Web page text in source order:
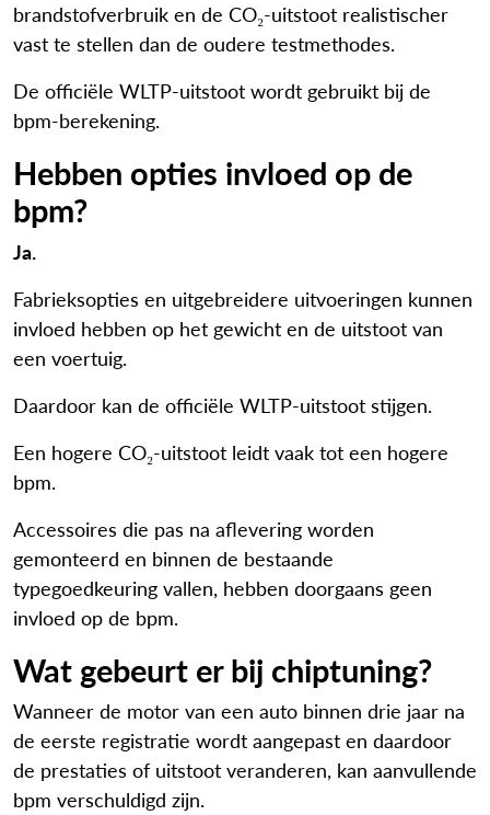
brandstofverbruik en de CO₂-uitstoot realistischer
vast te stellen dan de oudere testmethodes.
De officiële WLTP-uitstoot wordt gebruikt bij de
bpm-berekening.
Hebben opties invloed op de
bpm?
Ja.
Fabrieksopties en uitgebreidere uitvoeringen kunnen
invloed hebben op het gewicht en de uitstoot van
een voertuig.
Daardoor kan de officiële WLTP-uitstoot stijgen.
Een hogere CO₂-uitstoot leidt vaak tot een hogere
bpm.
Accessoires die pas na aflevering worden
gemonteerd en binnen de bestaande
typegoedkeuring vallen, hebben doorgaans geen
invloed op de bpm.
Wat gebeurt er bij chiptuning?
Wanneer de motor van een auto binnen drie jaar na
de eerste registratie wordt aangepast en daardoor
de prestaties of uitstoot veranderen, kan aanvullende
bpm verschuldigd zijn.